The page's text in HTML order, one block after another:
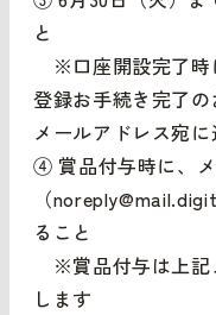
と
※口座開設完了時
登録お手続き完了
メールアドレス宛
④ 賞品付与時に、
（
ること
※賞品付与は上記
します